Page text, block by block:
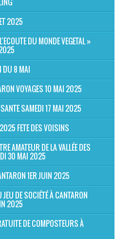
2025
DU MONDE VEGETAL »
DU 8 MAI
VOYAGES 10 MAI 2025
SAMEDI 17 MAI 2025
FETE DES VOISINS
AMATEUR DE LA VALLÉE DES
30 MAI 2025
1ER JUIN 2025
JEU DE SOCIÉTÉ À CANTARON
2025
DE COMPOSTEURS À